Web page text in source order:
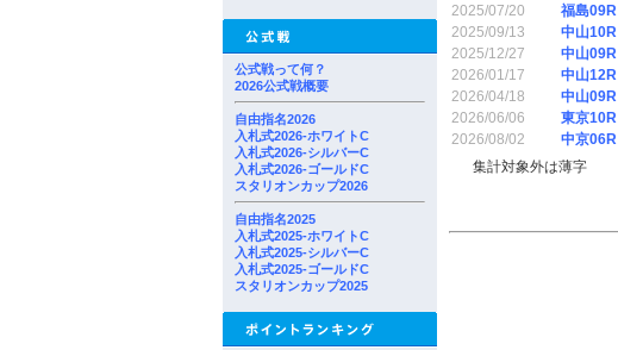
公式戦って何？
2026公式戦概要
自由指名2026
入札式2026-ホワイトC
入札式2026-シルバーC
入札式2026-ゴールドC
スタリオンカップ2026
自由指名2025
入札式2025-ホワイトC
入札式2025-シルバーC
入札式2025-ゴールドC
スタリオンカップ2025
2025/07/20
福島09R
2025/09/13
中山10R
2025/12/27
中山09R
2026/01/17
中山12R
2026/04/18
中山09R
2026/06/06
東京10R
2026/08/02
中京06R
集計対象外は薄字